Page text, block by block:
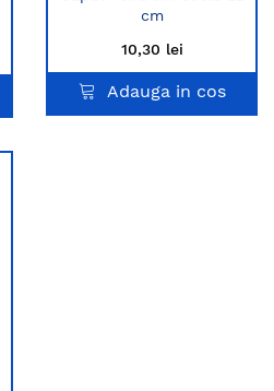
cm
10,30 lei
Adauga in cos